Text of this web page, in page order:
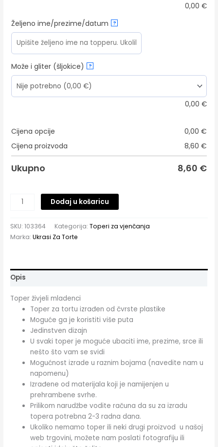
0,00 €
Željeno ime/prezime/datum ?
Može i gliter (šljokice) ?
0,00 €
Cijena opcije 0,00 €
Cijena proizvoda
8,60 €
Ukupno 8,60 €
Dodaj u košaricu
SKU:103364 Kategorija:Toperi za vjenčanja
Marka:Ukrasi Za Torte
Opis
Toper živjeli mladenci
Toper za tortu izrađen od čvrste plastike
Moguće ga je koristiti više puta
Jedinstven dizajn
U svaki toper je moguće ubaciti ime, prezime, srce ili
nešto što vam se svidi
Mogućnost izrade u raznim bojama (navedite nam u
napomenu)
Izrađene od materijala koji je namijenjen u
prehrambene svrhe.
Prilikom narudžbe vodite računa da su za izradu
topera potrebna 2-3 radna dana.
Ukoliko nemamo toper ili neki drugi proizvod u našoj
web trgovini, možete nam poslati fotografiju ili